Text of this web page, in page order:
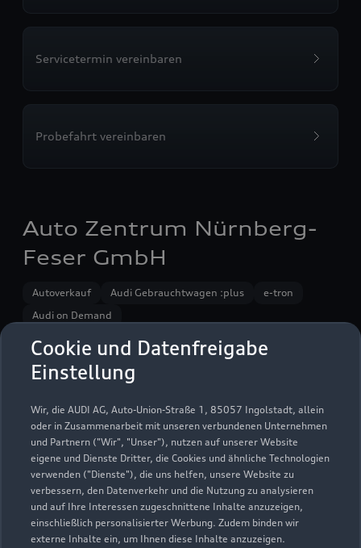
Cookie und Datenfreigabe
Einstellung
Wir, die AUDI AG, Auto-Union-Straße 1, 85057 Ingolstadt, allein
oder in Zusammenarbeit mit unseren verbundenen Unternehmen
und Partnern ("Wir", "Unser"), nutzen auf unserer Website
eigene und Dienste Dritter, die Cookies und ähnliche Technologien
verwenden ("Dienste"), die uns helfen, unsere Website zu
verbessern, den Datenverkehr und die Nutzung zu analysieren
und auf Ihre Interessen zugeschnittene Inhalte anzuzeigen,
einschließlich personalisierter Werbung. Zudem binden wir
externe Inhalte ein, um Ihnen diese Inhalte anzuzeigen.
Servicetermin vereinbaren
Probefahrt vereinbaren
Auto Zentrum Nürnberg-
Feser GmbH
Autoverkauf Audi Gebrauchtwagen :plus
e-tron
Audi on Demand